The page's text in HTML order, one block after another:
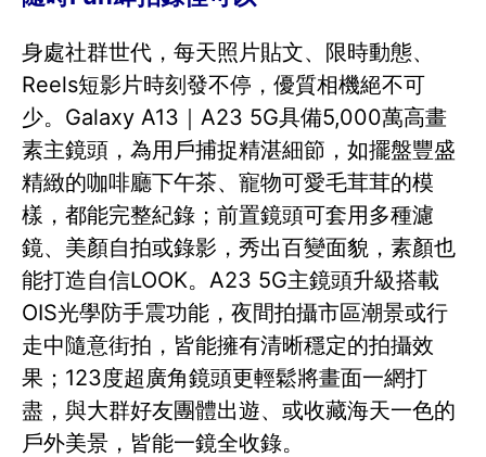
身處社群世代，每天照片貼文、限時動態、
Reels短影片時刻發不停，優質相機絕不可
少。Galaxy A13｜A23 5G具備5,000萬高畫
素主鏡頭，為用戶捕捉精湛細節，如擺盤豐盛
精緻的咖啡廳下午茶、寵物可愛毛茸茸的模
樣，都能完整紀錄；前置鏡頭可套用多種濾
鏡、美顏自拍或錄影，秀出百變面貌，素顏也
能打造自信LOOK。A23 5G主鏡頭升級搭載
OIS光學防手震功能，夜間拍攝市區潮景或行
走中隨意街拍，皆能擁有清晰穩定的拍攝效
果；123度超廣角鏡頭更輕鬆將畫面一網打
盡，與大群好友團體出遊、或收藏海天一色的
戶外美景，皆能一鏡全收錄。